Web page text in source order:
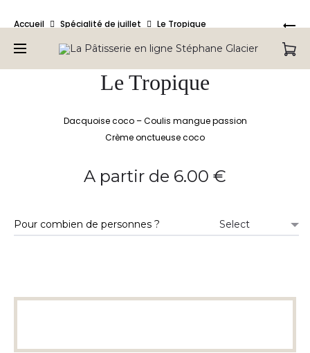
retrouvez tous nos produits.
Accueil Spécialité de juillet Le Tropique
Le Tropique
Dacquoise coco – Coulis mangue passion
Crème onctueuse coco
A partir de 6.00 €
Pour combien de personnes ?